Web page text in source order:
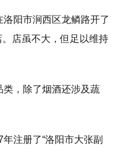
阳市涧西区龙鳞路开了
店虽不大，但足以维持
，除了烟酒还涉及蔬
注册了“洛阳市大张副